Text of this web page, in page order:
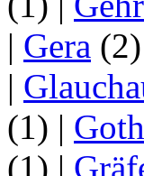
| Gera (2)
|
(1) |
(1) |